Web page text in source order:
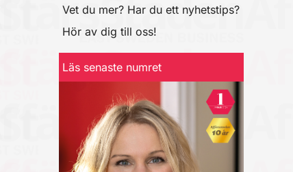
Vet du mer? Har du ett nyhetstips?
Hör av dig till oss!
Läs senaste numret